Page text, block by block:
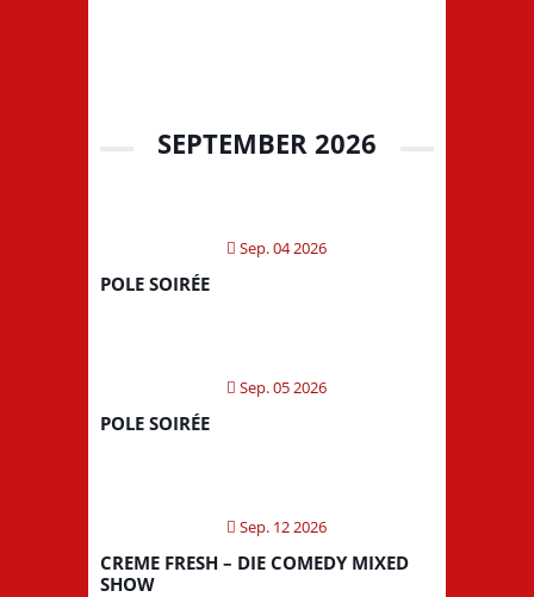
SEPTEMBER 2026
Sep. 04 2026
POLE SOIRÉE
Sep. 05 2026
POLE SOIRÉE
Sep. 12 2026
CREME FRESH – DIE COMEDY MIXED
SHOW